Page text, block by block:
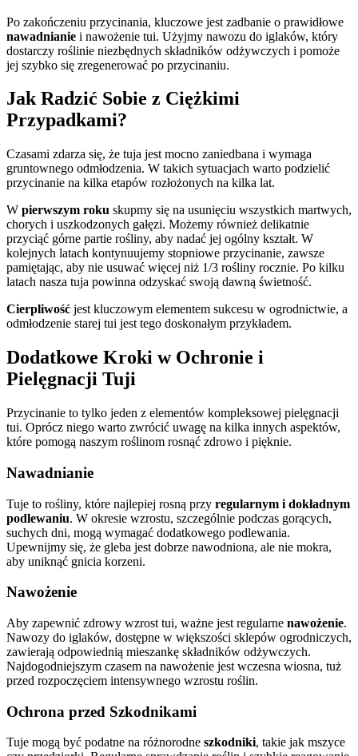
Po zakończeniu przycinania, kluczowe jest zadbanie o prawidłowe
nawadnianie i nawożenie tui. Użyjmy nawozu do iglaków, który
dostarczy roślinie niezbędnych składników odżywczych i pomoże
jej szybko się zregenerować po przycinaniu.
Jak Radzić Sobie z Ciężkimi
Przypadkami?
Czasami zdarza się, że tuja jest mocno zaniedbana i wymaga
gruntownego odmłodzenia. W takich sytuacjach warto podzielić
przycinanie na kilka etapów rozłożonych na kilka lat.
W pierwszym roku skupmy się na usunięciu wszystkich martwych,
chorych i uszkodzonych gałęzi. Możemy również delikatnie
przyciąć górne partie rośliny, aby nadać jej ogólny kształt. W
kolejnych latach kontynuujemy stopniowe przycinanie, zawsze
pamiętając, aby nie usuwać więcej niż 1/3 rośliny rocznie. Po kilku
latach nasza tuja powinna odzyskać swoją dawną świetność.
Cierpliwość jest kluczowym elementem sukcesu w ogrodnictwie, a
odmłodzenie starej tui jest tego doskonałym przykładem.
Dodatkowe Kroki w Ochronie i
Pielęgnacji Tuji
Przycinanie to tylko jeden z elementów kompleksowej pielęgnacji
tui. Oprócz niego warto zwrócić uwagę na kilka innych aspektów,
które pomogą naszym roślinom rosnąć zdrowo i pięknie.
Nawadnianie
Tuje to rośliny, które najlepiej rosną przy regularnym i dokładnym
podlewaniu. W okresie wzrostu, szczególnie podczas gorących,
suchych dni, mogą wymagać dodatkowego podlewania.
Upewnijmy się, że gleba jest dobrze nawodniona, ale nie mokra,
aby uniknąć gnicia korzeni.
Nawożenie
Aby zapewnić zdrowy wzrost tui, ważne jest regularne nawożenie.
Nawozy do iglaków, dostępne w większości sklepów ogrodniczych,
zawierają odpowiednią mieszankę składników odżywczych.
Najdogodniejszym czasem na nawożenie jest wczesna wiosna, tuż
przed rozpoczęciem intensywnego wzrostu roślin.
Ochrona przed Szkodnikami
Tuje mogą być podatne na różnorodne szkodniki, takie jak mszyce